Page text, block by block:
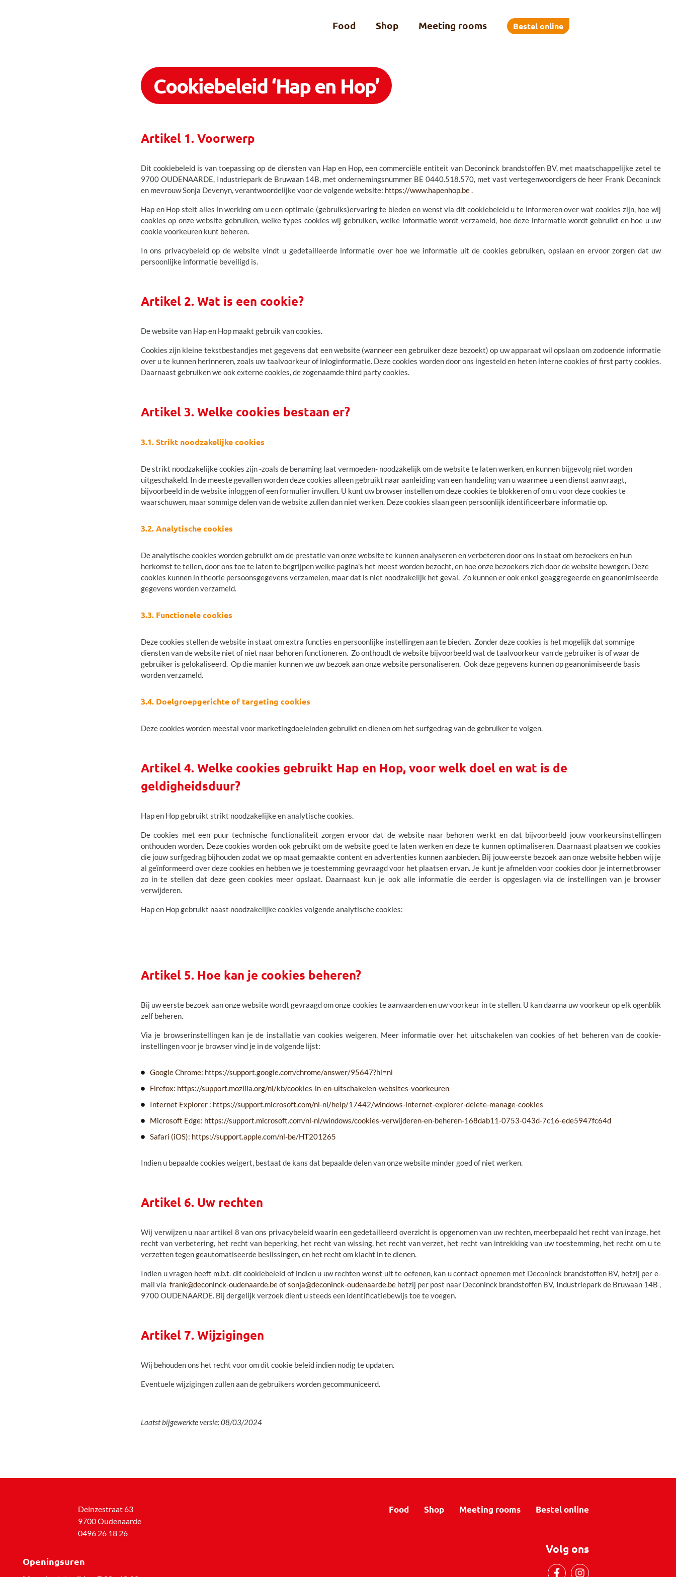
Food Shop Meeting rooms Bestel online
Cookiebeleid ‘Hap en Hop’
Artikel 1. Voorwerp
Dit cookiebeleid is van toepassing op de diensten van Hap en Hop, een commerciële entiteit van Deconinck brandstoffen BV, met maatschappelijke zetel te
9700 OUDENAARDE, Industriepark de Bruwaan 14B, met ondernemingsnummer BE 0440.518.570, met vast vertegenwoordigers de heer Frank Deconinck
en mevrouw Sonja Devenyn, verantwoordelijke voor de volgende website: https://www.hapenhop.be.
Hap en Hop stelt alles in werking om u een optimale (gebruiks)ervaring te bieden en wenst via dit cookiebeleid u te informeren over wat cookies zijn, hoe wij
cookies op onze website gebruiken, welke types cookies wij gebruiken, welke informatie wordt verzameld, hoe deze informatie wordt gebruikt en hoe u uw
cookie voorkeuren kunt beheren.
In ons privacybeleid op de website vindt u gedetailleerde informatie over hoe we informatie uit de cookies gebruiken, opslaan en ervoor zorgen dat uw
persoonlijke informatie beveiligd is.
Artikel 2. Wat is een cookie?
De website van Hap en Hop maakt gebruik van cookies.
Cookies zijn kleine tekstbestandjes met gegevens dat een website (wanneer een gebruiker deze bezoekt) op uw apparaat wil opslaan om zodoende informatie
over u te kunnen herinneren, zoals uw taalvoorkeur of inloginformatie. Deze cookies worden door ons ingesteld en heten interne cookies of first party cookies.
Daarnaast gebruiken we ook externe cookies, de zogenaamde third party cookies.
Artikel 3. Welke cookies bestaan er?
3.1. Strikt noodzakelijke cookies
De strikt noodzakelijke cookies zijn -zoals de benaming laat vermoeden- noodzakelijk om de website te laten werken, en kunnen bijgevolg niet worden
uitgeschakeld. In de meeste gevallen worden deze cookies alleen gebruikt naar aanleiding van een handeling van u waarmee u een dienst aanvraagt,
bijvoorbeeld in de website inloggen of een formulier invullen. U kunt uw browser instellen om deze cookies te blokkeren of om u voor deze cookies te
waarschuwen, maar sommige delen van de website zullen dan niet werken. Deze cookies slaan geen persoonlijk identificeerbare informatie op.
3.2. Analytische cookies
De analytische cookies worden gebruikt om de prestatie van onze website te kunnen analyseren en verbeteren door ons in staat om bezoekers en hun
herkomst te tellen, door ons toe te laten te begrijpen welke pagina’s het meest worden bezocht, en hoe onze bezoekers zich door de website bewegen. Deze
cookies kunnen in theorie persoonsgegevens verzamelen, maar dat is niet noodzakelijk het geval. Zo kunnen er ook enkel geaggregeerde en geanonimiseerde
gegevens worden verzameld.
3.3. Functionele cookies
Deze cookies stellen de website in staat om extra functies en persoonlijke instellingen aan te bieden. Zonder deze cookies is het mogelijk dat sommige
diensten van de website niet of niet naar behoren functioneren. Zo onthoudt de website bijvoorbeeld wat de taalvoorkeur van de gebruiker is of waar de
gebruiker is gelokaliseerd. Op die manier kunnen we uw bezoek aan onze website personaliseren. Ook deze gegevens kunnen op geanonimiseerde basis
worden verzameld.
3.4. Doelgroepgerichte of targeting cookies
Deze cookies worden meestal voor marketingdoeleinden gebruikt en dienen om het surfgedrag van de gebruiker te volgen.
Artikel 4. Welke cookies gebruikt Hap en Hop, voor welk doel en wat is de
geldigheidsduur?
Hap en Hop gebruikt strikt noodzakelijke en analytische cookies.
De cookies met een puur technische functionaliteit zorgen ervoor dat de website naar behoren werkt en dat bijvoorbeeld jouw voorkeursinstellingen
onthouden worden. Deze cookies worden ook gebruikt om de website goed te laten werken en deze te kunnen optimaliseren. Daarnaast plaatsen we cookies
die jouw surfgedrag bijhouden zodat we op maat gemaakte content en advertenties kunnen aanbieden. Bij jouw eerste bezoek aan onze website hebben wij je
al geïnformeerd over deze cookies en hebben we je toestemming gevraagd voor het plaatsen ervan. Je kunt je afmelden voor cookies door je internetbrowser
zo in te stellen dat deze geen cookies meer opslaat. Daarnaast kun je ook alle informatie die eerder is opgeslagen via de instellingen van je browser
verwijderen.
Hap en Hop gebruikt naast noodzakelijke cookies volgende analytische cookies:
Artikel 5. Hoe kan je cookies beheren?
Bij uw eerste bezoek aan onze website wordt gevraagd om onze cookies te aanvaarden en uw voorkeur in te stellen. U kan daarna uw voorkeur op elk ogenblik
zelf beheren.
Via je browserinstellingen kan je de installatie van cookies weigeren. Meer informatie over het uitschakelen van cookies of het beheren van de cookie-
instellingen voor je browser vind je in de volgende lijst:
Google Chrome: https://support.google.com/chrome/answer/95647?hl=nl
Firefox: https://support.mozilla.org/nl/kb/cookies-in-en-uitschakelen-websites-voorkeuren
Internet Explorer : https://support.microsoft.com/nl-nl/help/17442/windows-internet-explorer-delete-manage-cookies
Microsoft Edge: https://support.microsoft.com/nl-nl/windows/cookies-verwijderen-en-beheren-168dab11-0753-043d-7c16-ede5947fc64d
Safari (iOS): https://support.apple.com/nl-be/HT201265
Indien u bepaalde cookies weigert, bestaat de kans dat bepaalde delen van onze website minder goed of niet werken.
Artikel 6. Uw rechten
Wij verwijzen u naar artikel 8 van ons privacybeleid waarin een gedetailleerd overzicht is opgenomen van uw rechten, meerbepaald het recht van inzage, het
recht van verbetering, het recht van beperking, het recht van wissing, het recht van verzet, het recht van intrekking van uw toestemming, het recht om u te
verzetten tegen geautomatiseerde beslissingen, en het recht om klacht in te dienen.
Indien u vragen heeft m.b.t. dit cookiebeleid of indien u uw rechten wenst uit te oefenen, kan u contact opnemen met Deconinck brandstoffen BV, hetzij per e-
mail viafrank@deconinck-oudenaarde.beof sonja@deconinck-oudenaarde.behetzij per post naar Deconinck brandstoffen BV, Industriepark de Bruwaan 14B ,
9700 OUDENAARDE. Bij dergelijk verzoek dient u steeds een identificatiebewijs toe te voegen.
Artikel 7. Wijzigingen
Wij behouden ons het recht voor om dit cookie beleid indien nodig te updaten.
Eventuele wijzigingen zullen aan de gebruikers worden gecommuniceerd.
Laatst bijgewerkte versie: 08/03/2024
Deinzestraat 63
9700 Oudenaarde
0496 26 18 26
Openingsuren
Food Shop Meeting rooms Bestel online
Volg ons